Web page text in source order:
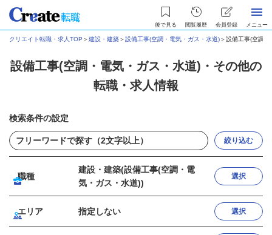
後で見る 閲覧履歴 会員登録 メニュー
クリエイト転職・求人TOP ＞建設・建築＞設備工事(空調・電気・ガス・水道)＞設備工事(空調
設備工事(空調・電気・ガス・水道)・その他の
転職・求人情報
検索条件の設定
絞り込む
職種
建設・建築(設備工事(空調・電
気・ガス・水道))
選択
エリア 指定しない 選択